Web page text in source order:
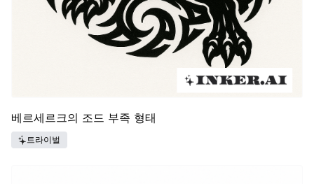
베르세르크의 조드 부족 형태
트라이벌